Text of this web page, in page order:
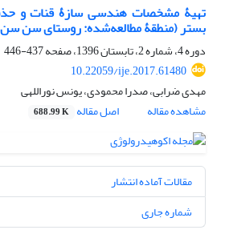
تهیۀ مشخصات هندسی سازۀ قنات و
بستر (منطقۀ مطالعه‌شده: روستای سن‏
دوره 4، شماره 2، تابستان 1396، صفحه
437-446
10.22059/ije.2017.61480
مهدی ضرابی، صدرا محمودی، یونس نوراللهی
مشاهده مقاله
اصل مقاله 688.99 K
مقالات آماده انتشار
شماره جاری